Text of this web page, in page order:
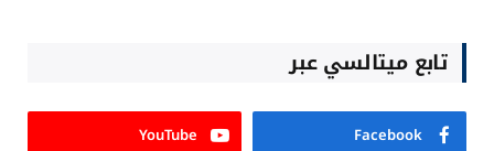
تابع ميتالسي عبر
Facebook
YouTube